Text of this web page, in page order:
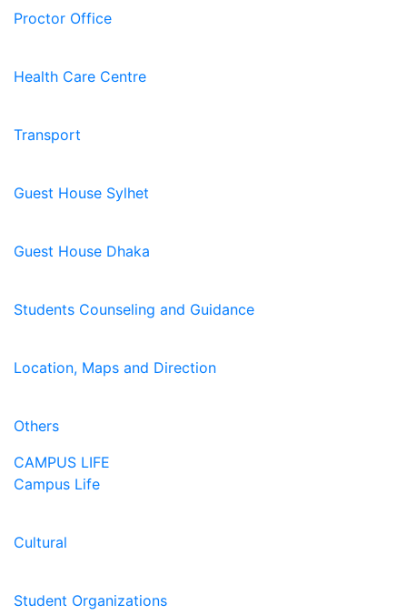
Proctor Office
Health Care Centre
Transport
Guest House Sylhet
Guest House Dhaka
Students Counseling and Guidance
Location, Maps and Direction
Others
CAMPUS LIFE
Campus Life
Cultural
Student Organizations